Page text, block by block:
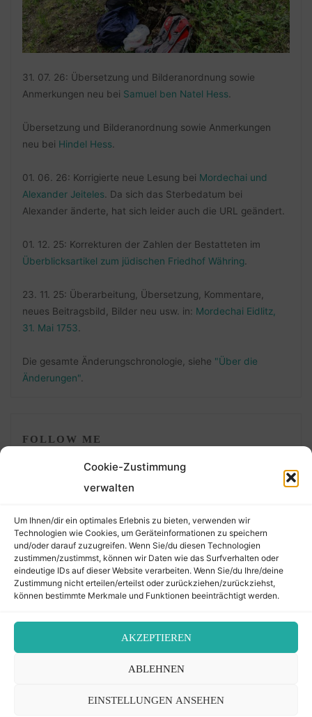
Cookie-Zustimmung
verwalten
Um Ihnen/dir ein optimales Erlebnis zu bieten, verwenden wir
Technologien wie Cookies, um Geräteinformationen zu speichern
und/oder darauf zuzugreifen. Wenn Sie/du diesen Technologien
zustimmen/zustimmst, können wir Daten wie das Surfverhalten oder
eindeutige IDs auf dieser Website verarbeiten. Wenn Sie/du Ihre/deine
Zustimmung nicht erteilen/erteilst oder zurückziehen/zurückziehst,
können bestimmte Merkmale und Funktionen beeinträchtigt werden.
AKZEPTIEREN
ABLEHNEN
EINSTELLUNGEN ANSEHEN
31. 07. 26: Übersetzung und Bilderanordnung sowie
Anmerkungen neu bei Samuel ben Natel Hess
Übersetzung und Bilderanordnung sowie Anmerkungen
neu bei Hindel Hess
01. 06. 26: Korrigierte neue Lesung bei Mordechai und
Alexander Jeiteles . Da sich das Sterbedatum bei
Alexander änderte, hat sich leider auch die URL geändert.
01. 12. 25: Korrekturen der Zahlen der Bestatteten im
Überblicksartikel zum jüdischen Friedhof Währing
23. 11. 25: Überarbeitung, Übersetzung, Kommentare,
neues Beitragsbild, Bilder neu usw. in: Mordechai Eidlitz,
31. Mai 1753
Die gesamte Änderungschronologie, siehe "Über die
Änderungen".
FOLLOW ME
©2026 Der Transkribierer
Kontakt / Impressum
Cookie-Richtlinie (EU)
Back
to